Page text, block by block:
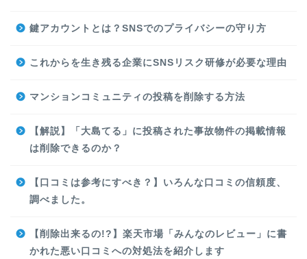
鍵アカウントとは？SNSでのプライバシーの守り方
これからを生き残る企業にSNSリスク研修が必要な理由
マンションコミュニティの投稿を削除する方法
【解説】「大島てる」に投稿された事故物件の掲載情報
は削除できるのか？
【口コミは参考にすべき？】いろんな口コミの信頼度、
調べました。
【削除出来るの!?】楽天市場「みんなのレビュー」に書
かれた悪い口コミへの対処法を紹介します